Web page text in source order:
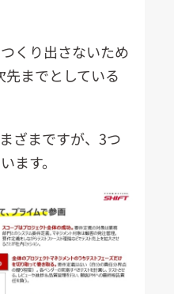
くり出さないため
先までとしている
ざまですが、3つ
ます。